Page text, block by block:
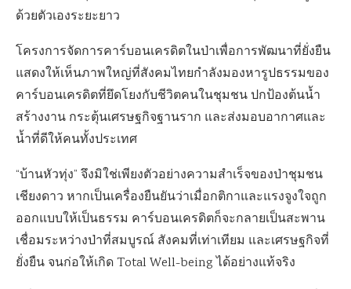
ด้วยตัวเองระยะยาว
โครงการจัดการคาร์บอนเครดิตในป่าเพื่อการพัฒนาที่ยั่งยืน
แสดงให้เห็นภาพใหญ่ที่สังคมไทยกำลังมองหารูปธรรมของ
คาร์บอนเครดิตที่ยึดโยงกับชีวิตคนในชุมชน ปกป้องต้นน้ำ
สร้างงาน กระตุ้นเศรษฐกิจฐานราก และส่งมอบอากาศและ
น้ำที่ดีให้คนทั้งประเทศ
“บ้านหัวทุ่ง” จึงมิใช่เพียงตัวอย่างความสำเร็จของป่าชุมชน
เชียงดาว หากเป็นเครื่องยืนยันว่าเมื่อกติกาและแรงจูงใจถูก
ออกแบบให้เป็นธรรม คาร์บอนเครดิตก็จะกลายเป็นสะพาน
เชื่อมระหว่างป่าที่สมบูรณ์ สังคมที่เท่าเทียม และเศรษฐกิจที่
ยั่งยืน จนก่อให้เกิด Total Well-being ได้อย่างแท้จริง